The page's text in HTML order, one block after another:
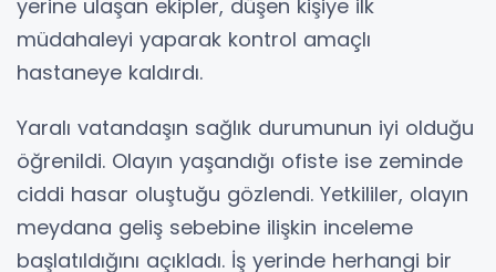
yerine ulaşan ekipler, düşen kişiye ilk
müdahaleyi yaparak kontrol amaçlı
hastaneye kaldırdı.
Yaralı vatandaşın sağlık durumunun iyi olduğu
öğrenildi. Olayın yaşandığı ofiste ise zeminde
ciddi hasar oluştuğu gözlendi. Yetkililer, olayın
meydana geliş sebebine ilişkin inceleme
başlatıldığını açıkladı. İş yerinde herhangi bir